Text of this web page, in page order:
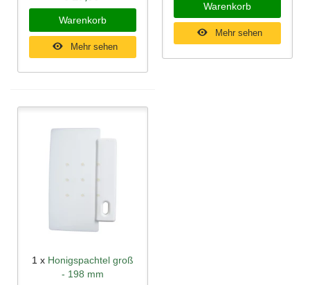
Warenkorb
Mehr sehen
Warenkorb
Mehr sehen
1 x Honigspachtel groß
- 198 mm